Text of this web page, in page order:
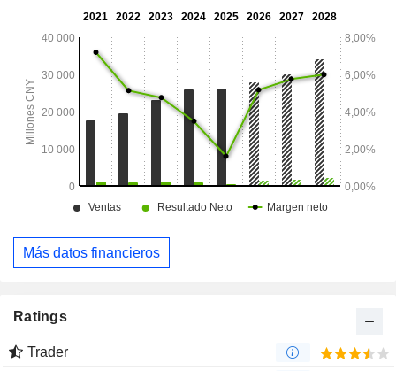
Más datos financieros
Ratings
Trader